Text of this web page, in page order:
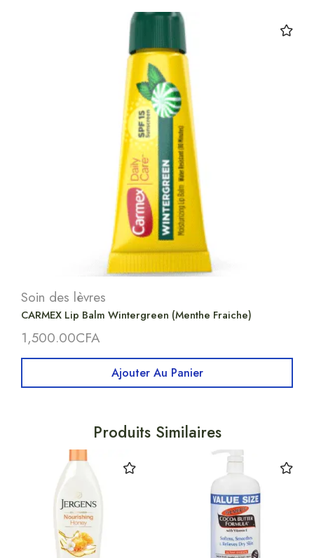
Soin des lèvres
CARMEX Lip Balm Wintergreen (Menthe Fraiche)
1,500.00CFA
Ajouter Au Panier
Produits Similaires